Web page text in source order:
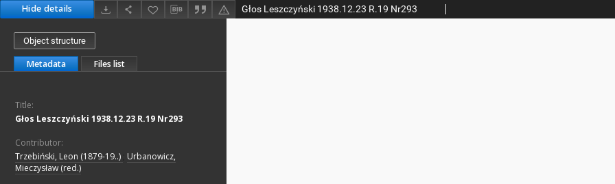
Hide details Głos Leszczyński 1938.12.23 R.19 Nr293
Object structure
Metadata Files list
Title:
Głos Leszczyński 1938.12.23 R.19 Nr293
Contributor:
Trzebiński, Leon (1879-19..) Urbanowicz,
Mieczysław (red.)